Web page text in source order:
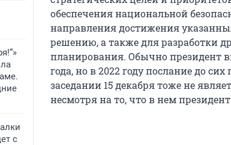
с
обеспечения национальной
направления достижения
решению, а также для разработки
планирования. Обычно президент
года, но в 2022 году послание до
заседании 15 декабря тоже не
несмотря на то, что в нем